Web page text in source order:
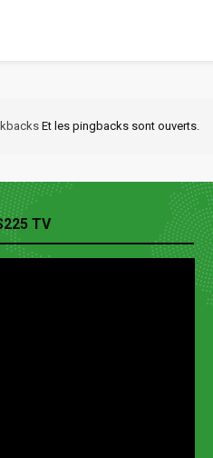
Et les pingbacks sont ouverts.
TV